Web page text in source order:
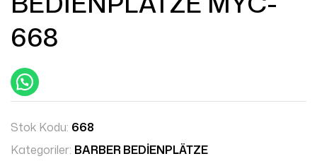
668
Stok Kodu: 668
Kategoriler: BARBER BEDİENPLÄTZE